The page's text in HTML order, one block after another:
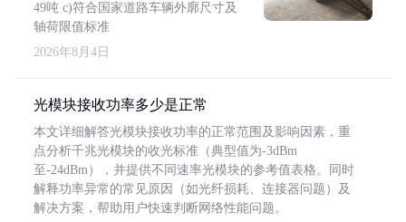
49吨 c)符合国家道路车辆外廓尺寸及
轴荷限值标准
2026年8月4日
光模块接收功率多少是正常
本文详细解答光模块接收功率的正常范围及影响因素，重
点分析千兆光模块的收光标准（典型值为-3dBm
至-24dBm），并提供不同速率光模块的参考值表格。同时
解释功率异常的常见原因（如光纤损耗、连接器问题）及
解决方案，帮助用户快速判断网络性能问题。